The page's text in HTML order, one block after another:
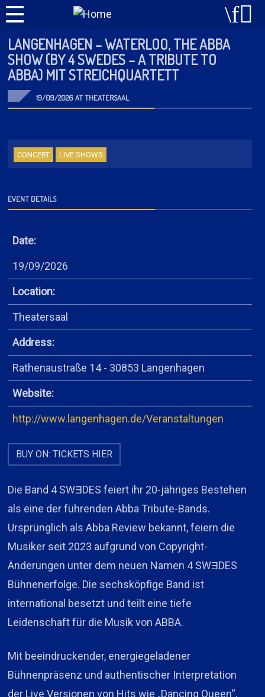
LANGENHAGEN – WATERLOO, THE ABBA
SHOW (BY 4 SWEDES – A TRIBUTE TO
ABBA) MIT STREICHQUARTETT
19/09/2026 AT THEATERSAAL
CONCERT LIVE SHOWS
EVENT DETAILS
Date:
19/09/2026
Location:
Theatersaal
Address:
Rathenaustraße 14 - 30853 Langenhagen
Website:
http://www.langenhagen.de/Veranstaltungen
BUY ON: TICKETS HIER
Die Band 4 SWƎDES feiert ihr 20-jähriges Bestehen
als eine der führenden Abba Tribute-Bands.
Ursprünglich als Abba Review bekannt, feiern die
Musiker seit 2023 aufgrund von Copyright-
Änderungen unter dem neuen Namen 4 SWƎDES
Bühnenerfolge. Die sechsköpfige Band ist
international besetzt und teilt eine tiefe
Leidenschaft für die Musik von ABBA.
Mit beeindruckender, energiegeladener
Bühnenpräsenz und authentischer Interpretation
der Live Versionen von Hits wie „Dancing Queen“,